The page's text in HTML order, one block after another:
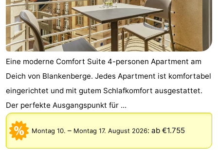
Eine moderne Comfort Suite 4-personen Apartment am
Deich von Blankenberge. Jedes Apartment ist komfortabel
eingerichtet und mit gutem Schlafkomfort ausgestattet.
Der perfekte Ausgangspunkt für ...
Montag 10. – Montag 17. August 2026: ab €1.755